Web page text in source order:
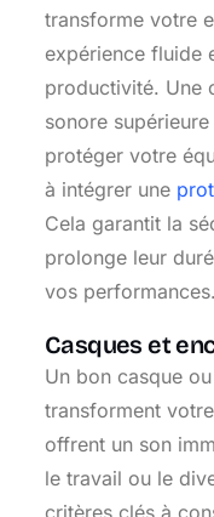
transforme votre
expérience fluide
productivité. Une
sonore
protéger votre
à intégrer une
Cela garantit la
prolonge leur
vos performances.
Casques et
Un bon casque
transforment
offrent un son
le travail ou le